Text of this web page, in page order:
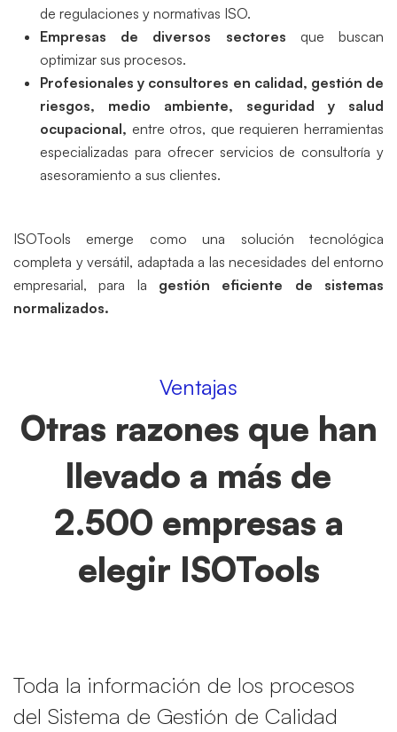
de regulaciones y normativas ISO.
Empresas de diversos sectores que buscan
optimizar sus procesos.
Profesionales y consultores en calidad, gestión de
riesgos, medio ambiente, seguridad y salud
ocupacional, entre otros, que requieren herramientas
especializadas para ofrecer servicios de consultoría y
asesoramiento a sus clientes.
ISOTools emerge como una solución tecnológica
completa y versátil, adaptada a las necesidades del entorno
empresarial, para la gestión eficiente de sistemas
normalizados.
Ventajas
Otras razones que han
llevado a más de
2.500 empresas a
elegir ISOTools
Toda la información de los procesos
del Sistema de Gestión de Calidad